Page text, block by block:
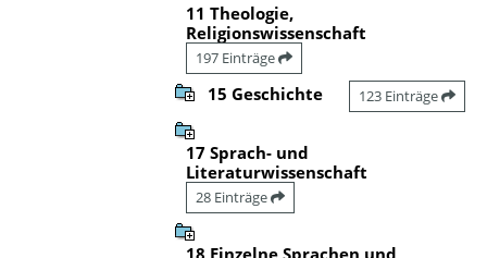
11 Theologie,
Religionswissenschaft
197 Einträge
15 Geschichte 123 Einträge
17 Sprach- und
Literaturwissenschaft
28 Einträge
18 Einzelne Sprachen und